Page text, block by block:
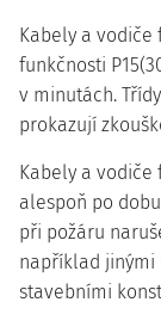
Kabely a
funkčnosti
v minutách.
prokazují
Kabely a vodiče
alespoň po
při požáru
například jinými
stavebními